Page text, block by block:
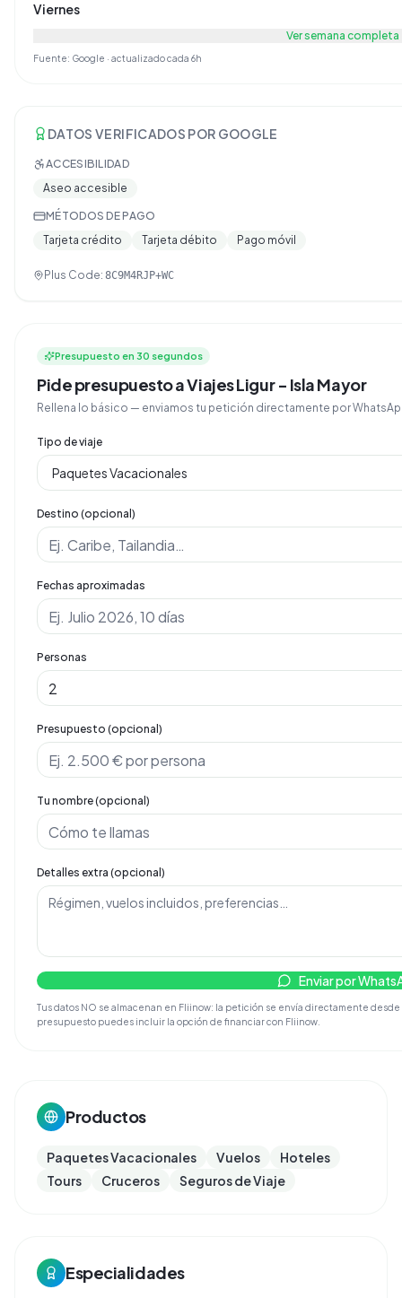
Viernes
Ver semana completa
Fuente: Google · actualizado cada 6h
DATOS VERIFICADOS POR GOOGLE
ACCESIBILIDAD
Aseo accesible
MÉTODOS DE PAGO
Tarjeta crédito
Tarjeta débito Pago móvil
Plus Code: 8C9M4RJP+WC
Presupuesto en 30 segundos
Pide presupuesto a Viajes Ligur - Isla Mayor
Rellena lo básico — enviamos tu petición directamente por
Tipo de viaje
Destino (opcional)
Fechas aproximadas
Personas
Presupuesto (opcional)
Tu nombre (opcional)
Detalles extra (opcional)
Enviar por
Tus datos NO se almacenan en Fliinow: la petición se envía directamente
presupuesto puedes incluir la opción de financiar con Fliinow.
Productos
Paquetes Vacacionales Vuelos
Hoteles
Tours
Cruceros Seguros de Viaje
Especialidades